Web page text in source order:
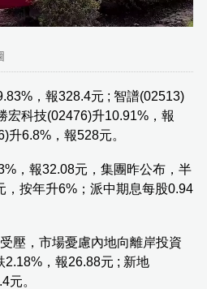
，報328.4元 ; 智譜(02513)
宏科技(02476)升10.91%，報
升6.8%，報528元。
，報32.08元，集團昨公布，半
，按年升6%；派中期息每股0.94
壓，市場憂慮內地向離岸投資
，報26.88元 ; 新地
元。